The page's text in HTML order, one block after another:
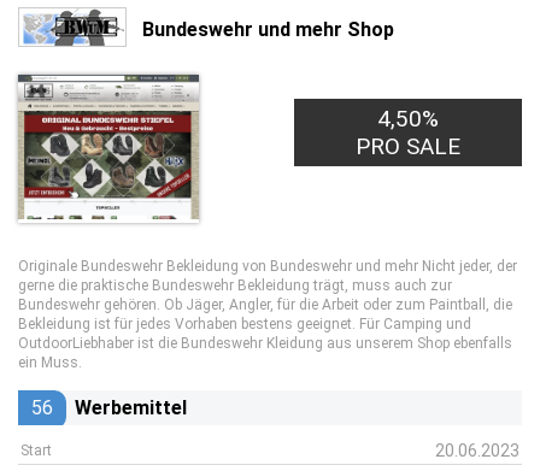
Bundeswehr und mehr Shop
4,50%
PRO SALE
Originale Bundeswehr Bekleidung von Bundeswehr und mehr Nicht jeder, der
gerne die praktische Bundeswehr Bekleidung trägt, muss auch zur
Bundeswehr gehören. Ob Jäger, Angler, für die Arbeit oder zum Paintball, die
Bekleidung ist für jedes Vorhaben bestens geeignet. Für Camping und
OutdoorLiebhaber ist die Bundeswehr Kleidung aus unserem Shop ebenfalls
ein Muss.
56 Werbemittel
Start 20.06.2023